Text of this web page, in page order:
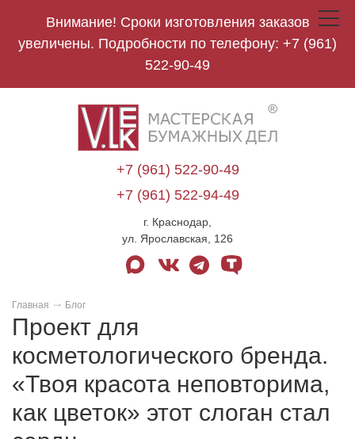
Внимание! Сроки изготовления заказов
увеличены. Подробности по телефону: +7 (961)
522-90-49
V.Lek
logo
+7 (961) 522-90-49
+7 (961) 522-94-49
г. Краснодар,
ул. Ярославская, 126
max vk telegramtenchat
Toggle
Главная Блог
Проект для
косметологического бренда.
«Твоя красота неповторима,
как цветок» этот слоган стал